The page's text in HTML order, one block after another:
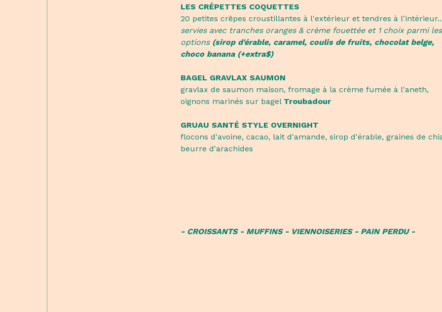
LES CRÉPETTES COQUETTES
20 petites crêpes croustillantes à l'extérieur et tendres à
servies avec tranches oranges & crème fouettée et 1 choix parmi les
options(sirop d'érable, caramel, coulis de fruits, chocolat belge,
choco banana (+extra$)
BAGEL GRAVLAX SAUMON
gravlax de saumon maison, fromage à la crème fumée à l'aneth,
oignons marinés sur bagel Troubadour
GRUAU SANTÉ STYLE OVERNIGHT
flocons d'avoine, cacao, lait d'amande, sirop d'érable, graines de
beurre d'arachides
- CROISSANTS - MUFFINS - VIENNOISERIES - PAIN PERDU -